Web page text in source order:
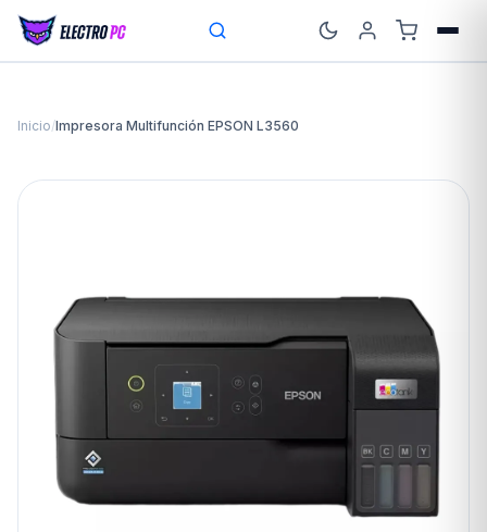
Inicio/Impresora Multifunción EPSON L3560